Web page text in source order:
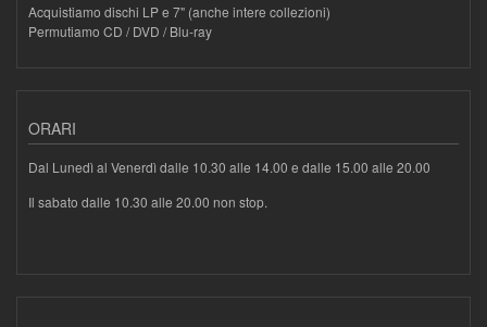
Acquistiamo dischi LP e 7" (anche intere collezioni)
Permutiamo CD / DVD / Blu-ray
ORARI
Dal Lunedì al Venerdì dalle 10.30 alle 14.00 e dalle 15.00 alle 20.00
Il sabato dalle 10.30 alle 20.00 non stop.